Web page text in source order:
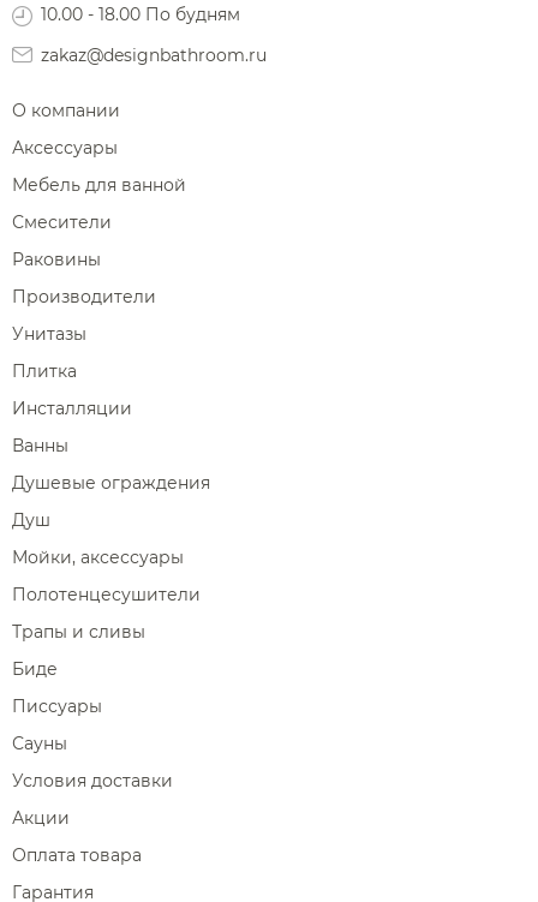
Диспенсеры ватных дисков
10.00 - 18.00 По будням
zakaz@designbathroom.ru
О компании
Аксессуары
Мебель для ванной
Смесители
Раковины
Производители
Унитазы
Плитка
Инсталляции
Ванны
Душевые ограждения
Душ
Мойки, аксессуары
Полотенцесушители
Трапы и сливы
Биде
Писсуары
Сауны
Условия доставки
Акции
Оплата товара
Гарантия